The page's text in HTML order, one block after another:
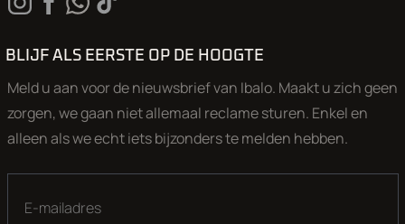
BLIJF ALS EERSTE OP DE HOOGTE
Meld u aan voor de nieuwsbrief van Ibalo. Maakt u zich geen
zorgen, we gaan niet allemaal reclame sturen. Enkel en
alleen als we echt iets bijzonders te melden hebben.